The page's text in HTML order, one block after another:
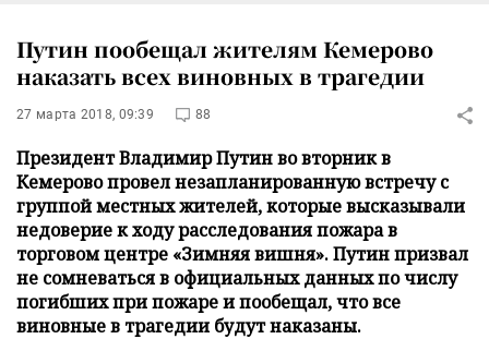
Путин пообещал жителям Кемерово
наказать всех виновных в трагедии
27 марта 2018, 09:39 88
Президент Владимир Путин во вторник в
Кемерово провел незапланированную встречу с
группой местных жителей, которые высказывали
недоверие к ходу расследования пожара в
торговом центре «Зимняя вишня». Путин призвал
не сомневаться в официальных данных по числу
погибших при пожаре и пообещал, что все
виновные в трагедии будут наказаны.